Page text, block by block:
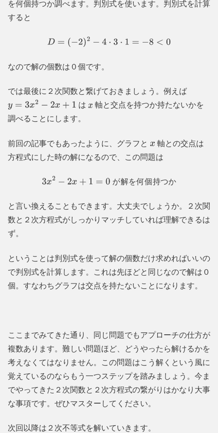
を何個持つか調べます。判別式を使います。判別式を計算
すると
D=(−2)2 −4⋅ 3⋅ 1 =− 8< 0
なので解の個数は０個です。
では最後に２次関数と繋げておきましょう。例えば
y=3x 2−2 +1 は x 軸と交点を持つか持たないかを
調べることにします。
前回の記事でもあったように、グラフと x 軸との交点は
方程式にした時の解になるので、この問題は
が解を何個持つか
3x2−2 x+1= 0 が解を何個持つか
と言い換えることもできます。大丈夫でしょうか。２次関
数と２次方程式がしっかりマッチしていれば理解できるは
ず。
ということは判別式を使って解の個数だけ求めればいいの
で判別式を計算します。これは先ほどと同じなので解は０
個。すなわちグラフは交点を持たないことになります。
ここまでみてきた通り、同じ問題でもアプローチの仕方が
複数あります。難しい問題ほど、どうやったら解けるかを
考えなくてはなりません。この問題はこう解くという風に
覚えているのならもう一つステップを踏みましょう。今ま
でやってきた２次関数と２次方程式の繋がりはかなり大事
な事項です。ぜひマスターしてください。
次回以降は２次不等式を解いていきます。